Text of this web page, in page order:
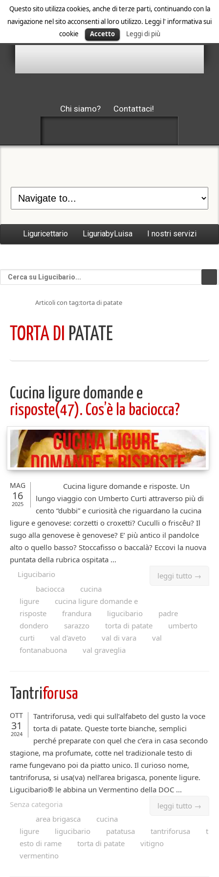
Questo sito utilizza cookies, anche di terze parti, continuando con la
navigazione nel sito acconsenti al loro utilizzo. Leggi l' informativa sui
cookie
Accetto Leggi di più
Chi siamo? Contattaci!
Liguricettario LiguriabyLuisa I nostri servizi
Articoli con tag:torta di patate
TORTA DI PATATE
Cucina ligure domande e
risposte(47). Cos’è la baciocca?
MAG
16
2025
Cucina ligure domande e risposte. Un
lungo viaggio con Umberto Curti attraverso più di
cento “dubbi” e curiosità che riguardano la cucina
ligure e genovese: corzetti o croxetti? Cuculli o friscêu? Il
sugo alla genovese è genovese? E’ più antico il pandolce
alto o quello basso? Stoccafisso o baccalà? Eccovi la nuova
puntata della rubrica ospitata ...
leggi tutto →
Ligucibario
baciocca
cucina
ligure
cucina ligure domande e
risposte
frandura ligucibario
padre
dondero
sarazzo torta di patate
umberto
curti
val d'aveto val di vara
val
fontanabuona
val graveglia
Tantriforusa
OTT
31
2024
Tantriforusa, vedi qui sull’alfabeto del gusto la voce
torta di patate. Queste torte bianche, semplici
perché preparate con quel che c’era in casa secondo
stagione, ma profumate, cotte nel tradizionale testo di
rame fungevano poi da piatto unico. Il curioso nome,
tantriforusa, si usa(va) nell’area brigasca, ponente ligure.
Ligucibario® le abbina un Vermentino della DOC ...
leggi tutto →
Senza categoria
area brigasca
cucina
ligure
ligucibario patatusa tantriforusa
t
esto di rame
torta di patate
vitigno
vermentino